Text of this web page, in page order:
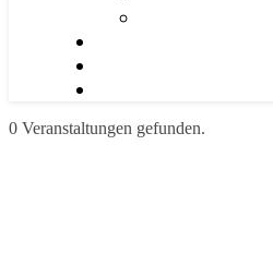
0 Veranstaltungen gefunden.